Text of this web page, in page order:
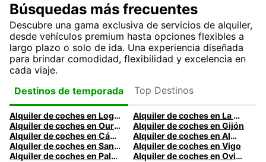
Búsquedas más frecuentes
Descubre una gama exclusiva de servicios de alquiler,
desde vehículos premium hasta opciones flexibles a
largo plazo o solo de ida. Una experiencia diseñada
para brindar comodidad, flexibilidad y excelencia en
cada viaje.
Destinos de temporada
Top Destinos
Alquiler de coches en Logroño
Alquiler de coches en La Coruña
Alquiler de coches en Ourense
Alquiler de coches en Gijón
Alquiler de coches en Cádiz
Alquiler de coches en Almería
Alquiler de coches en Santander
Alquiler de coches en Vigo
Alquiler de coches en Palma
Alquiler de coches en Oviedo